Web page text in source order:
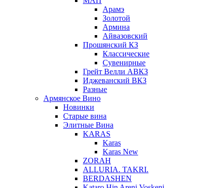
Арамэ
Золотой
Армина
Айвазовский
Прошянский КЗ
Классические
Сувенирные
Грейт Велли АВКЗ
Иджеванский ВКЗ
Разные
Армянское Вино
Новинки
Старые вина
Элитные Вина
KARAS
Karas
Karas New
ZORAH
ALLURIA. TAKRI.
BERDASHEN